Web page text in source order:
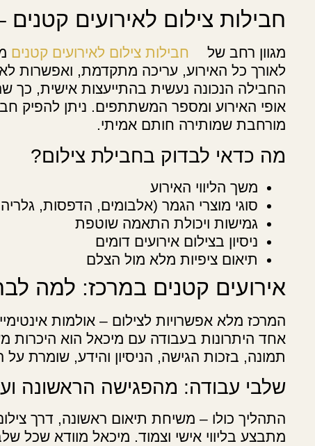
חבילות צילום לאירועים קטנים
מגוון רחב של חבילות צילום לאירועים קטנים
לאורך כל האירוע, עריכה מתקדמת, ואפשרות
החבילה הנכונה נעשית בהתייעצות אישית,
אופי האירוע ומספר המשתתפים. ניתן להפיק
מורחבת שמותירה חותם אמיתי.
מה כדאי לבדוק בחבילת צילום?
משך הליווי האירוע
סוגי מוצרי הגמר (אלבומים, הדפסות, גלריה
גמישות ויכולת התאמה שוטפת
ניסיון בצילום אירועים דומים
תיאום ציפיות מלא מול הצלם
אירועים קטנים במרכז: למה
המרכז מלא אפשרויות לצילום – אולמות
אחד היתרונות בעבודה עם מיכאל הוא היכרות
תמונה, בזכות הגישה, הניסיון והידע, שומרת על
שלבי עבודה: מהפגישה הראשונה
התהליך כולו – משיחת תיאום ראשונה, דרך
מתבצע בליווי אישי וצמוד. מיכאל מוודא שכל